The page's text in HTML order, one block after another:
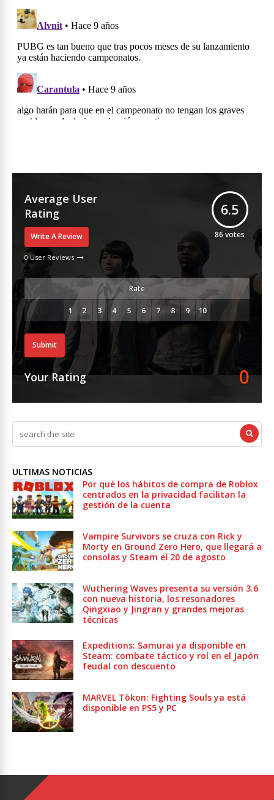
Average User
Rating
Write A Review
0 User Reviews
6.5
86 votes
Rate
Submit
Your Rating 0
ULTIMAS NOTICIAS
Por qué los hábitos de compra de Roblox
centrados en la privacidad facilitan la
gestión de la cuenta
Vampire Survivors se cruza con Rick y
Morty en Ground Zero Hero, que llegará a
consolas y Steam el 20 de agosto
Wuthering Waves presenta su versión 3.6
con nueva historia, los resonadores
Qingxiao y Jingran y grandes mejoras
técnicas
Expeditions: Samurai ya disponible en
Steam: combate táctico y rol en el Japón
feudal con descuento
MARVEL Tōkon: Fighting Souls ya está
disponible en PS5 y PC